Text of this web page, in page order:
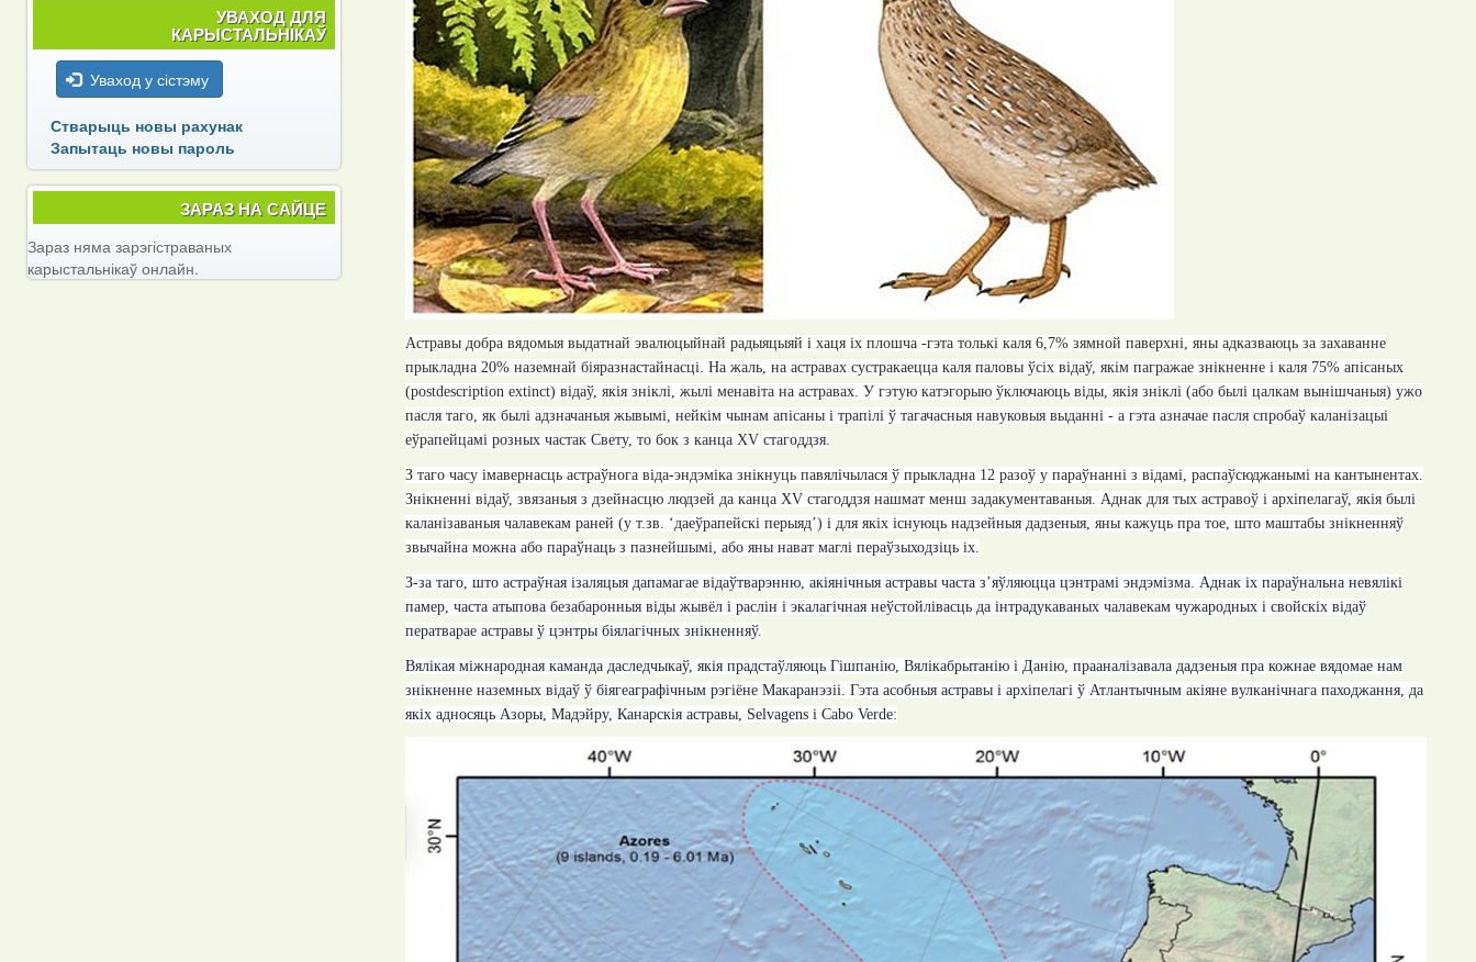
Астравы добра вядомыя выдатнай эвалюцыйнай радыяцыяй і хаця іх плошча -гэта толькі каля 6,7% зямной паверхні, яны адказваюць за захаванне
прыкладна 20% наземнай біяразнастайнасці. На жаль, на астравах сустракаецца каля паловы ўсіх відаў, якім пагражае знікненне і каля 75% апісаных
(postdescription extinct) відаў, якія зніклі, жылі менавіта на астравах. У гэтую катэгорыю ўключаюць віды, якія зніклі (або былі цалкам вынішчаныя) ужо
пасля таго, як былі адзначаныя жывымі, нейкім чынам апісаны і трапілі ў тагачасныя навуковыя выданні - а гэта азначае пасля спробаў каланізацыі
еўрапейцамі розных частак Свету, то бок з канцаXV стагоддзя.
З таго часу імавернасць астраўнога віда-эндэміка знікнуцьпавялічылася ў прыкладна 12 разоў у параўнанні з відамі, распаўсюджанымі на кантынентах.
Знікненні відаў, звязаныя з дзейнасцю людзей да канцаXV стагоддзя нашмат менш задакументаваныя. Аднак для тых астравоў і архіпелагаў, якія былі
каланізаваныя чалавекам раней (у т.зв. ‘даеўрапейскі перыяд’) і для якіх існуюць надзейныя дадзеныя, яны кажуць пра тое, што маштабы знікненняў
звычайна можна або параўнаць з пазнейшымі, або яны нават маглі пераўзыходзіць іх.
З-за таго, што астраўная ізаляцыя дапамагае відаўтварэнню, акіянічныя астравы часта з’яўляюцца цэнтрамі эндэмізма. Аднак іх параўнальна невялікі
памер, часта атыпова безабаронныя віды жывёл і раслін і экалагічная неўстойлівасць да інтрадукаваных чалавекам чужародных і свойскіх відаў
ператварае астравы ў цэнтры біялагічных знікненняў.
Вялікая міжнародная каманда даследчыкаў, якія прадстаўляюць Гішпанію, Вялікабрытанію і Данію, прааналізавала дадзеныя пра кожнае вядомае нам
знікненне наземных відаў ў біягеаграфічным рэгіёне Макаранэзіі. Гэта асобныя астравы і архіпелагі ў Атлантычным акіяне вулканічнага паходжання, да
якіх адносяць Азоры, Мадэйру, Канарскія астравы, Selvagensі Cabo Verde:
УВАХОД ДЛЯ
КАРЫСТАЛЬНІКАЎ
Уваход у сістэму
Стварыць новы рахунак
Запытаць новы пароль
ЗАРАЗ НА САЙЦЕ
Зараз няма зарэгістраваных
карыстальнікаў онлайн.